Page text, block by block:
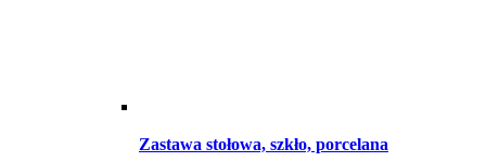
Zastawa stołowa, szkło, porcelana